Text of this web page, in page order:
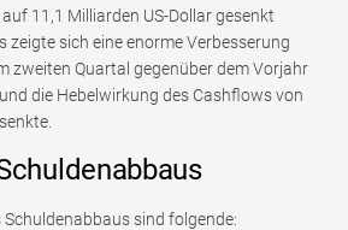
11,1 Milliarden US-Dollar gesenkt
zeigte sich eine enorme Verbesserung
zweiten Quartal gegenüber dem Vorjahr
die Hebelwirkung des Cashflows von
Schuldenabbaus sind folgende: